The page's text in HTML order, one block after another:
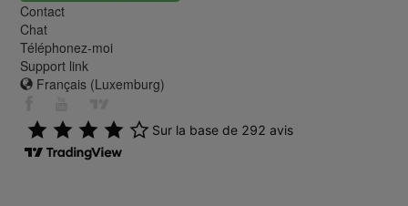
Contact
Chat
Téléphonez-moi
Support link
Français (Luxemburg)